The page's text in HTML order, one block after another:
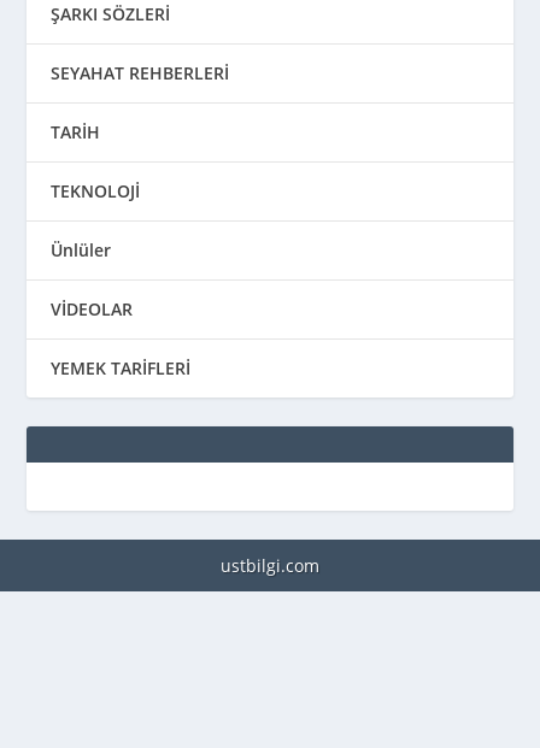
ŞARKI SÖZLERİ
SEYAHAT REHBERLERİ
TARİH
TEKNOLOJİ
Ünlüler
VİDEOLAR
YEMEK TARİFLERİ
ustbilgi.com